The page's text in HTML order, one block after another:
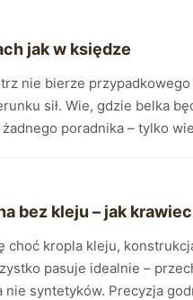
jak w księdze
nie bierze przypadkowego
sił. Wie, gdzie belka
poradnika – tylko
bez kleju – jak
choć kropla kleju,
pasuje idealnie –
nie syntetyków. Precyzja